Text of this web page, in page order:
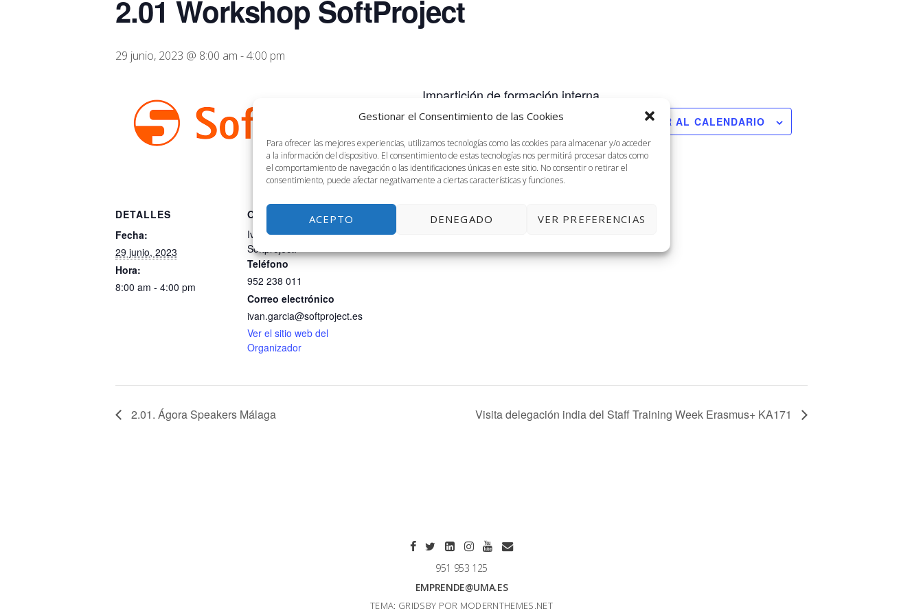
Gestionar el Consentimiento de las Cookies
Para ofrecer las mejores experiencias, utilizamos tecnologías como las cookies para almacenar y/o acceder
a la información del dispositivo. El consentimiento de estas tecnologías nos permitirá procesar datos como
el comportamiento de navegación o las identificaciones únicas en este sitio. No consentir o retirar el
consentimiento, puede afectar negativamente a ciertas características y funciones.
ACEPTO DENEGADO VER PREFERENCIAS
2.01 Workshop SoftProject
29 junio, 2023 @ 8:00 am -4:00 pm
Impartición de formación interna
AÑADIR AL CALENDARIO
DETALLES
Fecha:
29 junio, 2023
Hora:
8:00 am - 4:00 pm
ORGANIZADOR
Iván García-Serrán.
Softproject.
Teléfono
952 238 011
Correo electrónico
ivan.garcia@softproject.es
Ver el sitio web del
Organizador
Sala 2.01
2.01. Ágora Speakers Málaga Visita delegación india del Staff Training Week Erasmus+ KA171
951 953 125
EMPRENDE@UMA.ES
TEMA: GRIDSBY POR MODERNTHEMES.NET